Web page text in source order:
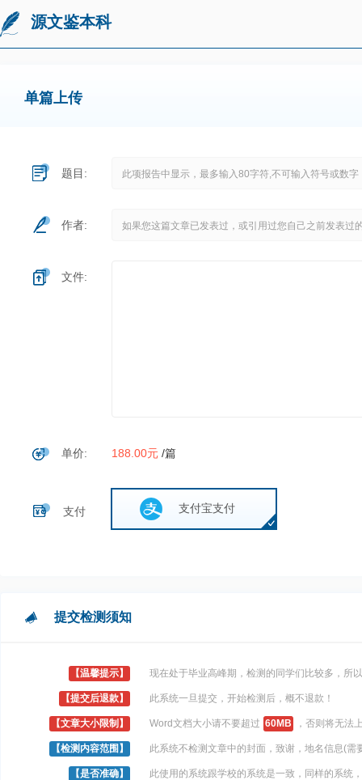
源文鉴本科
单篇上传
题目:
作者:
文件:
单价: 188.00元 /篇
支付 支付宝支付
提交检测须知
【温馨提示】 现在处于毕业高峰期，检测的同学们比较多，所
【提交后退款】 此系统一旦提交，开始检测后，概不退款！
【文章大小限制】 Word文档大小请不要超过 60MB ，否则将无法
【检测内容范围】 此系统不检测文章中的封面，致谢，地名信息(
【是否准确】 此使用的系统跟学校的系统是一致，同样的系统